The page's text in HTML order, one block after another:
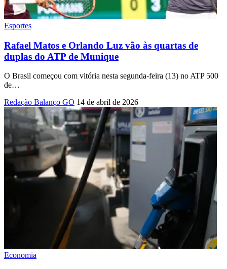
Esportes
Rafael Matos e Orlando Luz vão às quartas de
duplas do ATP de Munique
O Brasil começou com vitória nesta segunda-feira (13) no ATP 500
de…
Redação Balanço GO 14 de abril de 2026
Economia